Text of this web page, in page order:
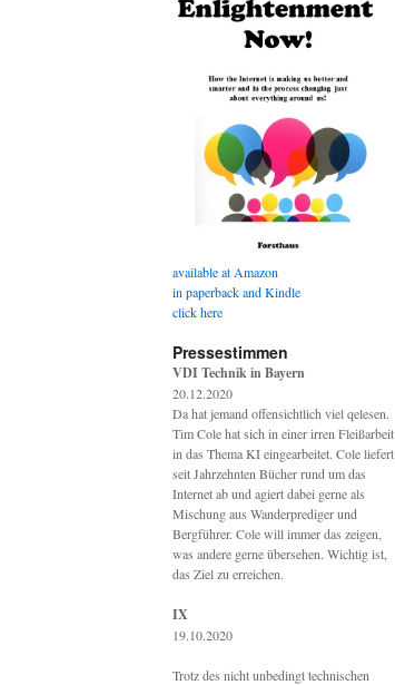
available at Amazon
in paperback and Kindle
click here
Pressestimmen
VDI Technik in Bayern
20.12.2020
Da hat jemand offensichtlich viel qelesen.
Tim Cole hat sich in einer irren Fleißarbeit
in das Thema KI eingearbeitet. Cole liefert
seit Jahrzehnten Bücher rund um das
Internet ab und agiert dabei gerne als
Mischung aus Wanderprediger und
Bergführer. Cole will immer das zeigen,
was andere gerne übersehen. Wichtig ist,
das Ziel zu erreichen.
IX
19.10.2020
Trotz des nicht unbedingt technischen